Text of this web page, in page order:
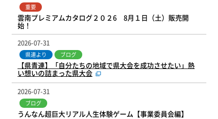
重要
雲南プレミアムカタログ２０２6 8月１日（土）販売開
始！
2026-07-31
県連より ブログ
【県青連】「自分たちの地域で県大会を成功させたい」熱
い想いの詰まった県大会
2026-07-31
ブログ
うんなん超巨大リアル人生体験ゲーム【事業委員会編】